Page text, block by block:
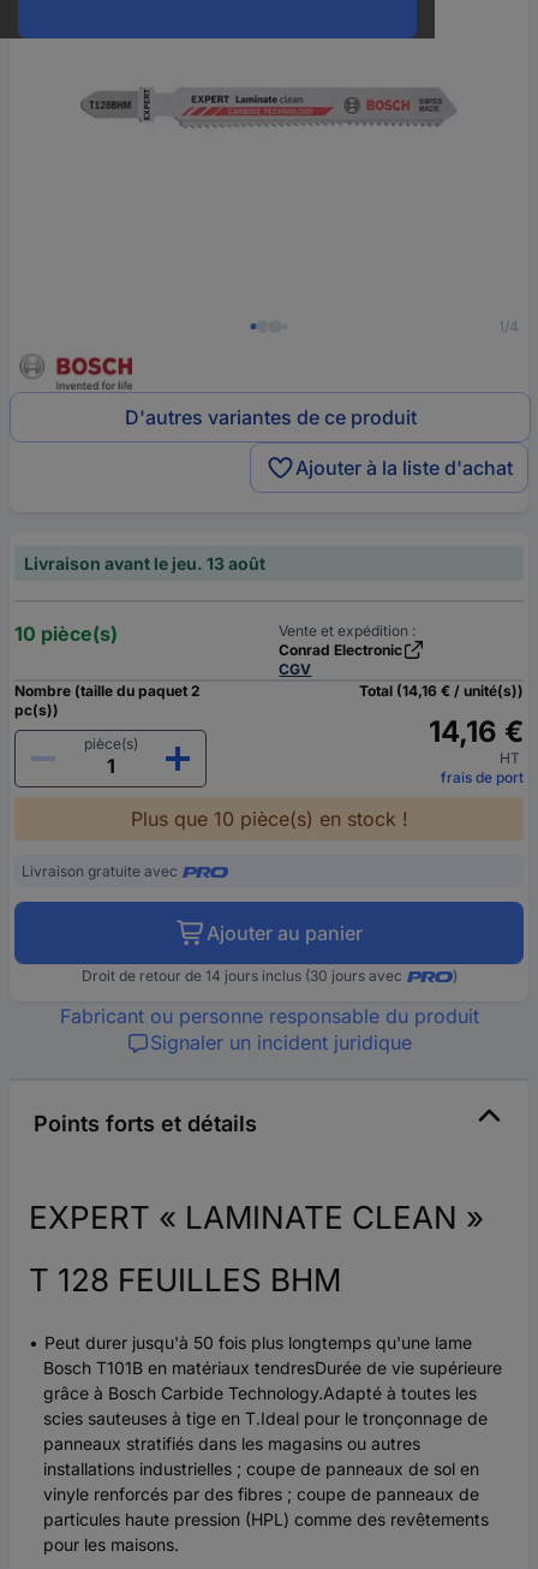
1/4
D'autres variantes de ce produit
Ajouter à la liste d'achat
Livraison avant le jeu. 13 août
10 pièce(s)
Vente et expédition :
Conrad Electronic
CGV
Nombre (taille du paquet 2
pc(s))
pièce(s)
Total (14,16 € / unité(s))
14,16 €
HT
frais de port
Plus que 10 pièce(s) en stock !
Livraison gratuite avec
Ajouter au panier
Droit de retour de 14 jours inclus (30 jours avec )
Fabricant ou personne responsable du produit
Signaler un incident juridique
Points forts et détails
EXPERT « LAMINATE CLEAN »
T 128 FEUILLES BHM
Peut durer jusqu'à 50 fois plus longtemps qu'une lame
Bosch T101B en matériaux tendresDurée de vie supérieure
grâce à Bosch Carbide Technology.Adapté à toutes les
scies sauteuses à tige en T.Ideal pour le tronçonnage de
panneaux stratifiés dans les magasins ou autres
installations industrielles ; coupe de panneaux de sol en
vinyle renforcés par des fibres ; coupe de panneaux de
particules haute pression (HPL) comme des revêtements
pour les maisons.